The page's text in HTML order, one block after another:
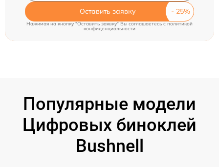
Оставить заявку
Нажимая на кнопку "Оставить заявку" Вы соглашаетесь cполитикой
конфиденциальности
Популярные модели
Цифровых биноклей
Bushnell